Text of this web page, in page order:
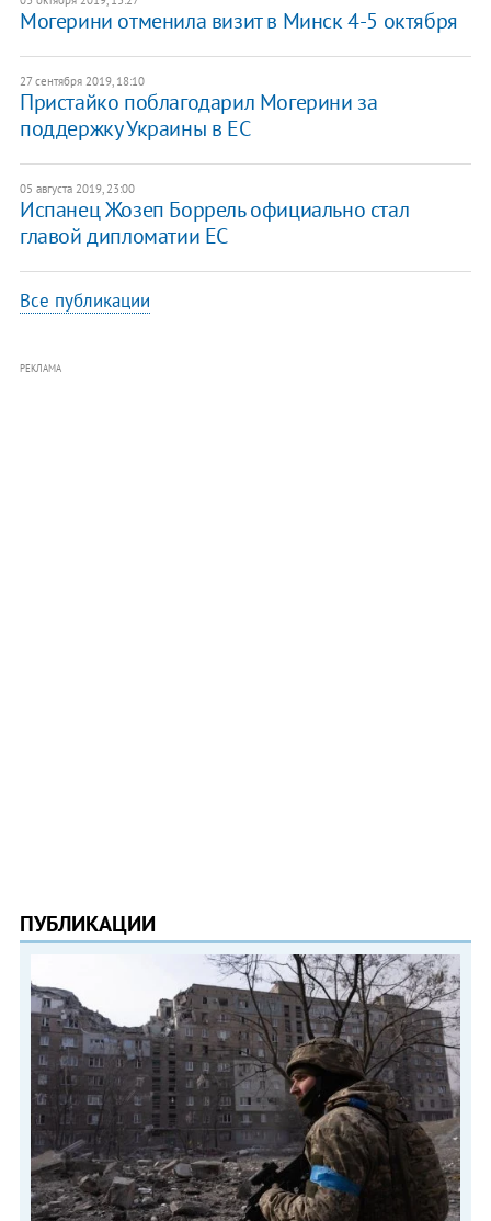
​Могерини отменила визит в Минск 4-5 октября
27 сентября 2019, 18:10
Пристайко поблагодарил Могерини за
поддержку Украины в ЕС
05 августа 2019, 23:00
Испанец Жозеп Боррель официально стал
главой дипломатии ЕС
Все публикации
РЕКЛАМА
ПУБЛИКАЦИИ